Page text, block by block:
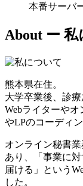
本番サーバ
About ー
熊本県在住。
大学卒業後、診
Webライターや
やLPのコーディ
オンライン秘書
あり、「事業に
届ける」という
した。